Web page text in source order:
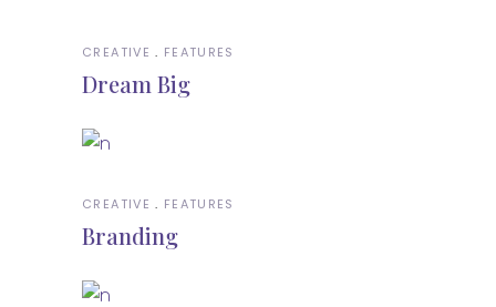
CREATIVE FEATURES
Dream Big
CREATIVE FEATURES
Branding